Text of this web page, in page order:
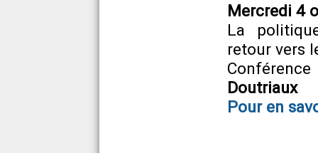
Mercredi 4
La
retour vers
Doutriaux
Pour en